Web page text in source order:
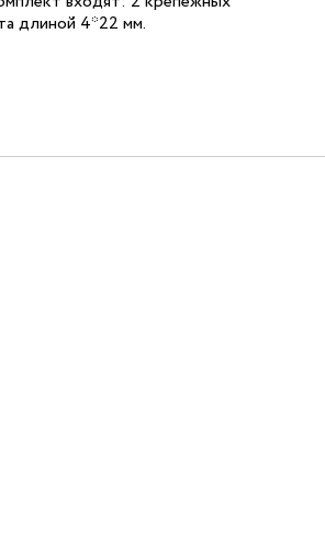
длиной 4*22 мм.